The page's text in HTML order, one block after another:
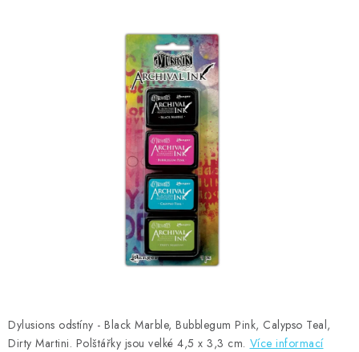
Moje objednávka
Obchodní podmínky
Podmínky ochrany osobních údajů
Ověřování recenzí
Dylusions odstíny - Black Marble, Bubblegum Pink, Calypso Teal,
Dirty Martini. Polštářky jsou velké 4,5 x 3,3 cm. Více informací